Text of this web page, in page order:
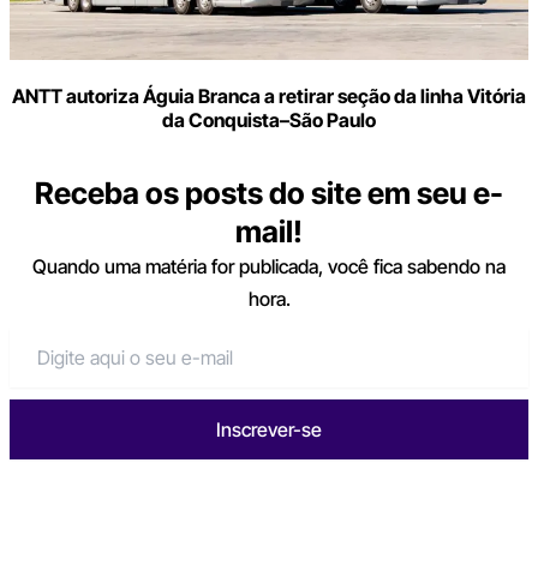
ANTT autoriza Águia Branca a retirar seção da linha Vitória
da Conquista–São Paulo
Receba os posts do site em seu e-
mail!
Quando uma matéria for publicada, você fica sabendo na
hora.
Inscrever-se